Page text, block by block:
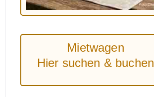
Mietwagen
Hier suchen & buchen